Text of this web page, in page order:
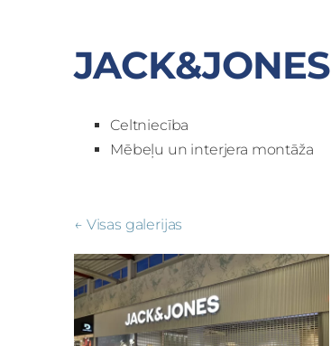
JACK&JONES
Celtniecība
Mēbeļu un interjera montāža
Visas galerijas